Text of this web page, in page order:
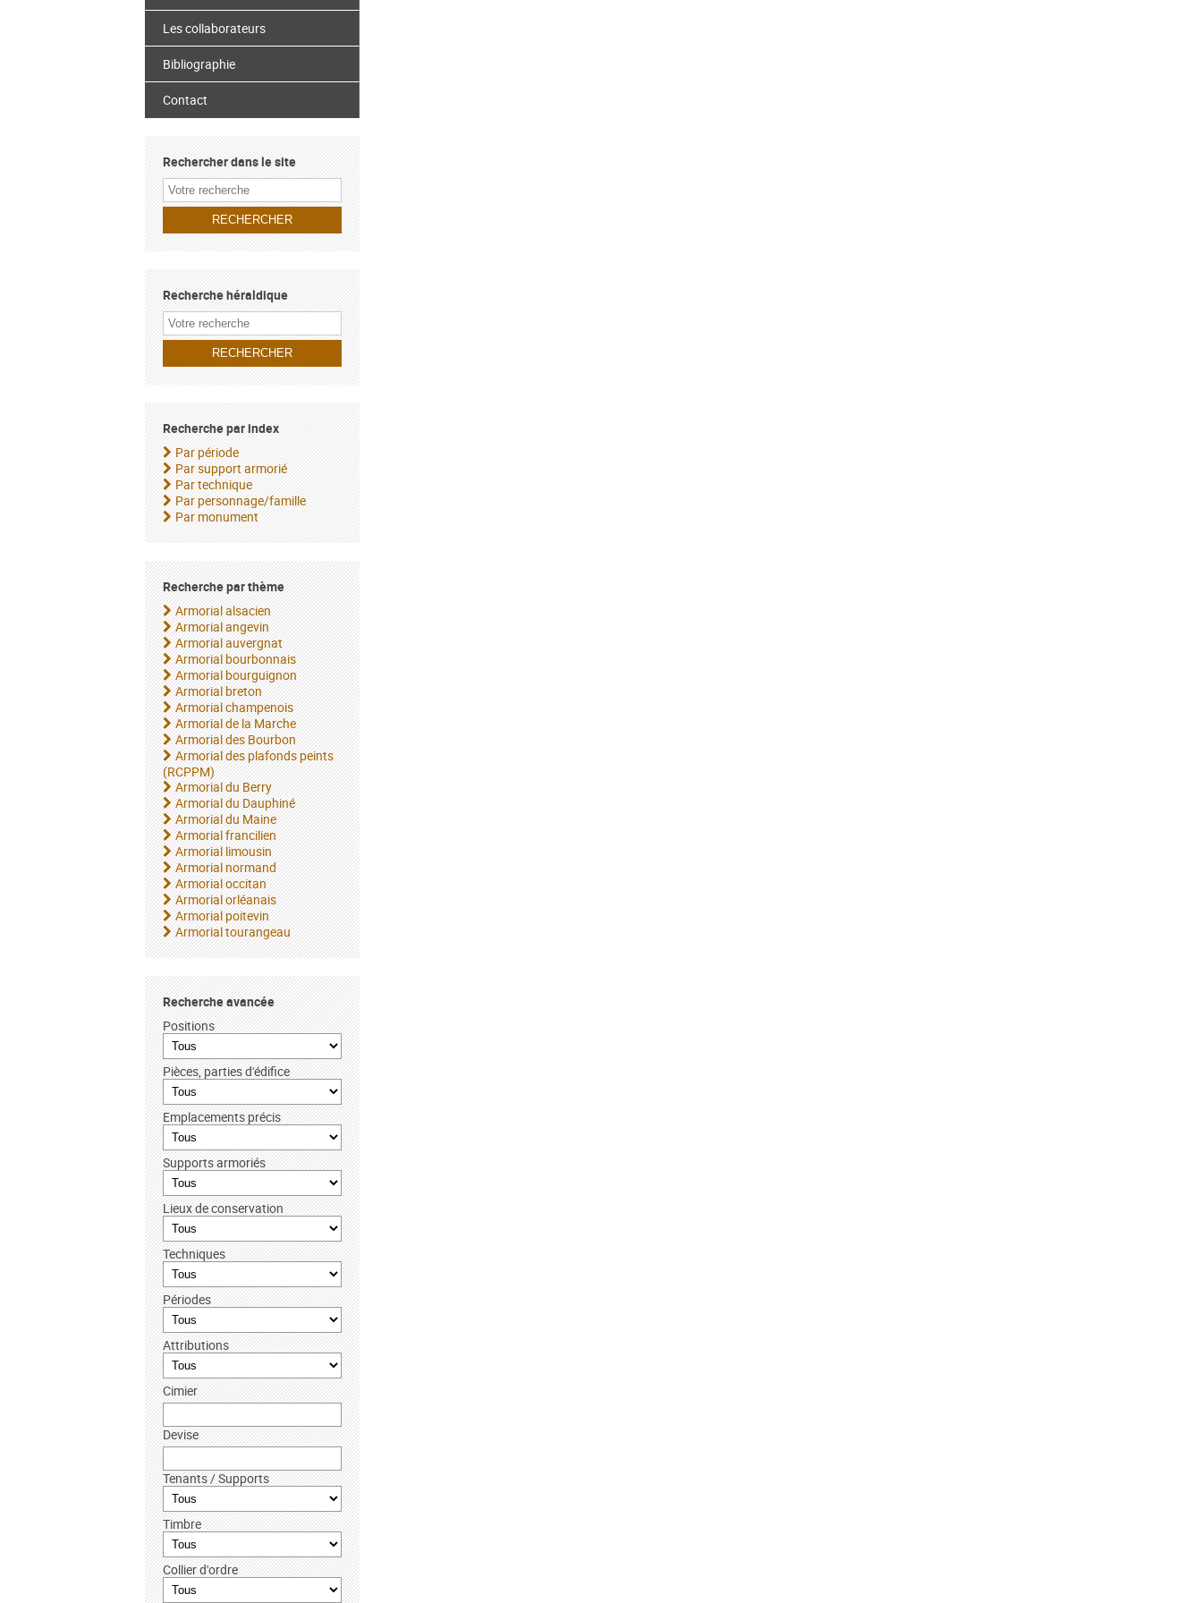
Les collaborateurs
Bibliographie
Contact
Rechercher dans le site
Recherche héraldique
Recherche par index
Par période
Par support armorié
Par technique
Par personnage/famille
Par monument
Recherche par thème
Armorial alsacien
Armorial angevin
Armorial auvergnat
Armorial bourbonnais
Armorial bourguignon
Armorial breton
Armorial champenois
Armorial de la Marche
Armorial des Bourbon
Armorial des plafonds peints
(RCPPM)
Armorial du Berry
Armorial du Dauphiné
Armorial du Maine
Armorial francilien
Armorial limousin
Armorial normand
Armorial occitan
Armorial orléanais
Armorial poitevin
Armorial tourangeau
Recherche avancée
Positions
Pièces, parties d'édifice
Emplacements précis
Supports armoriés
Lieux de conservation
Techniques
Périodes
Attributions
Cimier
Devise
Tenants / Supports
Timbre
Collier d'ordre